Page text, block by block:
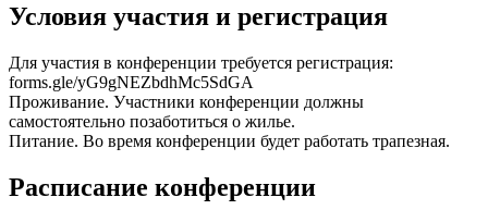
Условия участия и регистрация
Для участия в конференции требуется регистрация:
forms.gle/yG9gNEZbdhMc5SdGA
Проживание. Участники конференции должны
самостоятельно позаботиться о жилье.
Питание. Во время конференции будет работать трапезная.
Расписание конференции